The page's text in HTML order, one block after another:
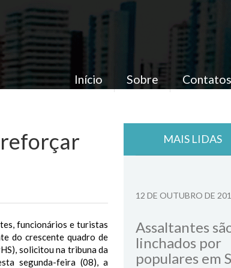
Início Sobre Contatos
reforçar
funcionários e turistas
do crescente quadro de
solicitou na tribuna da
segunda-feira (08), a
MAIS LIDAS
12 DE OUTUBRO DE
Assaltantes
linchados por
populares em